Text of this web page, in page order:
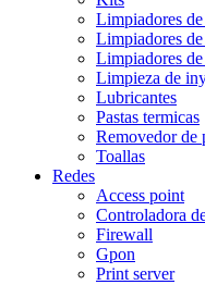
Limpiadores de
Limpiadores
Limpiadores
Limpieza de
Lubricantes
Pastas termicas
Removedor de
Toallas
Redes
Access point
Controladora
Firewall
Gpon
Print server